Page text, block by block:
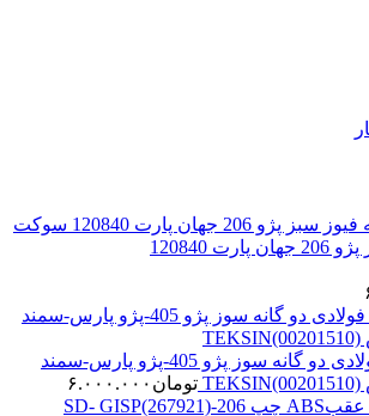
سوکت
120840
میل سوپاپ فولادی دو گانه سوز پژو 405-پژو پارس-سمند
تومان ۶.۰۰۰.۰۰۰